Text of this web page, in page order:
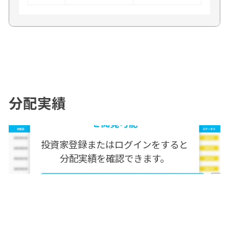
分配実績無料会員登録・ログインで分配実績
を閲覧可能
投資家登録またはログインをすると
分配実績を確認できます。